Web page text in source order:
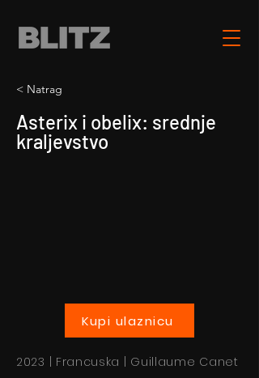
< Natrag
Asterix i obelix: srednje
kraljevstvo
Kupi ulaznicu
2023 | Francuska | Guillaume Canet